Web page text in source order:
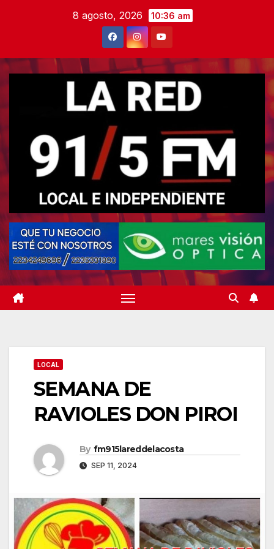
8 agosto, 2026 10:36 am
LOCAL
SEMANA DE
RAVIOLES DON PIROI
By fm915lareddelacosta
SEP 11, 2024